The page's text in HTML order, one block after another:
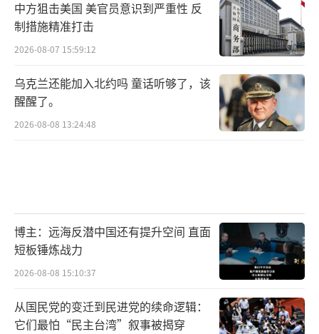
中方狙击美国 美官员意识到严重性 反
制措施精准打击
2026-08-07 15:59:12
乌克兰还能加入北约吗 童话听够了，该
醒醒了。
2026-08-08 13:24:48
博主：远海反潜中国还有提升空间 直面
短板锤炼战力
2026-08-08 15:10:37
从国民党的变迁到民进党的续命逻辑：
它们最怕“民主台湾”叙事被揭穿